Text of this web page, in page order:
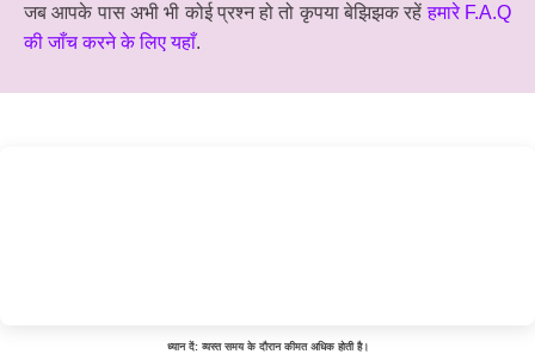
जब आपके पास अभी भी कोई प्रश्न हो तो कृपया बेझिझक रहेंहमारे F.A.Q
की जाँच करने के लिए यहाँ.
ध्यान दें: व्यस्त समय के दौरान कीमत अधिक होती है।